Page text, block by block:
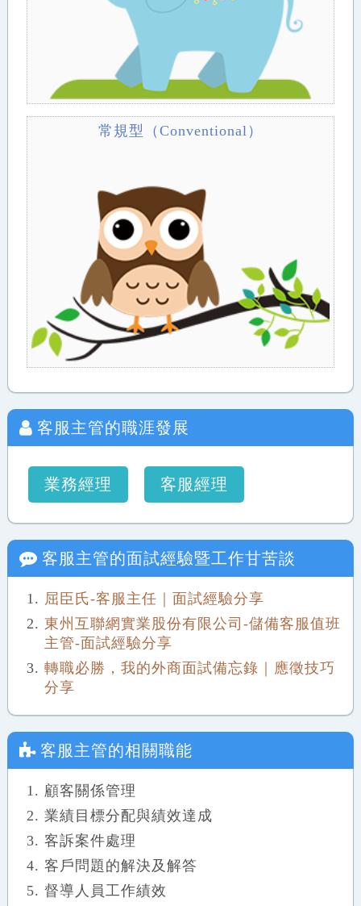
常規型（Conventional）
客服主管的職涯發展
業務經理 客服經理
客服主管的面試經驗暨工作甘苦談
屈臣氏-客服主任｜面試經驗分享
東州互聯網實業股份有限公司-儲備客服值班
主管-面試經驗分享
轉職必勝，我的外商面試備忘錄｜應徵技巧
分享
客服主管的相關職能
顧客關係管理
業績目標分配與績效達成
客訴案件處理
客戶問題的解決及解答
督導人員工作績效